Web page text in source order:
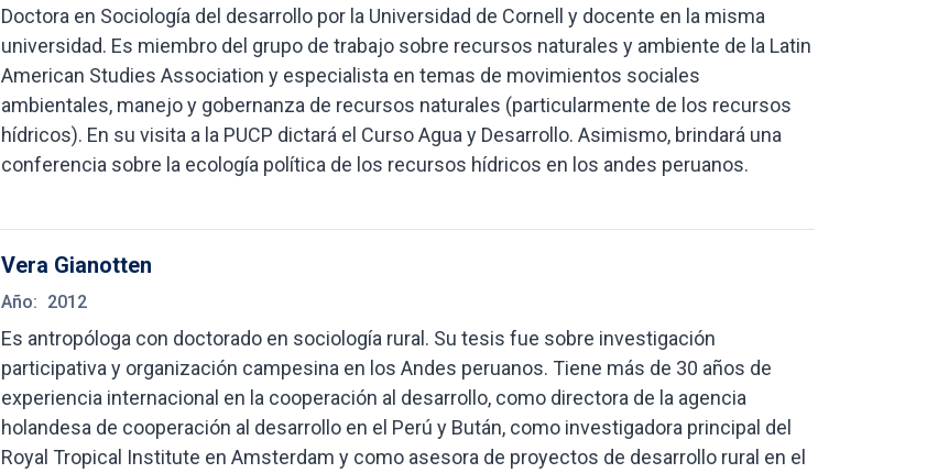
Doctora en Sociología del desarrollo por la Universidad de Cornell y docente en la misma
universidad. Es miembro del grupo de trabajo sobre recursos naturales y ambiente de la Latin
American Studies Association y especialista en temas de movimientos sociales
ambientales, manejo y gobernanza de recursos naturales (particularmente de los recursos
hídricos). En su visita a la PUCP dictará el Curso Agua y Desarrollo. Asimismo, brindará una
conferencia sobre la ecología política de los recursos hídricos en los andes peruanos.
Vera Gianotten
Año: 2012
Es antropóloga con doctorado en sociología rural. Su tesis fue sobre investigación
participativa y organización campesina en los Andes peruanos. Tiene más de 30 años de
experiencia internacional en la cooperación al desarrollo, como directora de la agencia
holandesa de cooperación al desarrollo en el Perú y Bután, como investigadora principal del
Royal Tropical Institute en Amsterdam y como asesora de proyectos de desarrollo rural en el